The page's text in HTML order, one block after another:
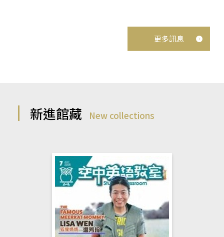
更多訊息
新進館藏 New collections